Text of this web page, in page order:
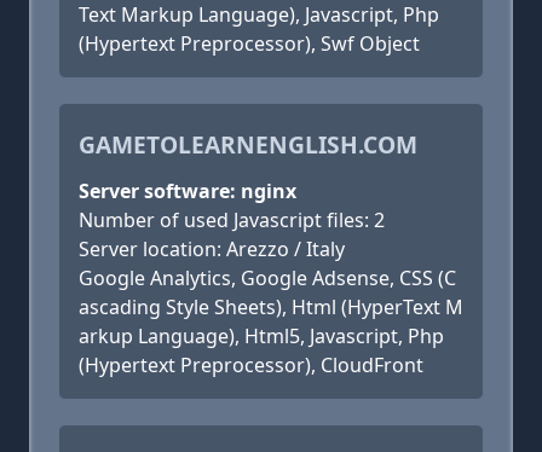
Text Markup Language), Javascript, Php
(Hypertext Preprocessor), Swf Object
GAMETOLEARNENGLISH.COM
Server software: nginx
Number of used Javascript files: 2
Server location: Arezzo / Italy
Google Analytics, Google Adsense, CSS (C
ascading Style Sheets), Html (HyperText M
arkup Language), Html5, Javascript, Php
(Hypertext Preprocessor), CloudFront